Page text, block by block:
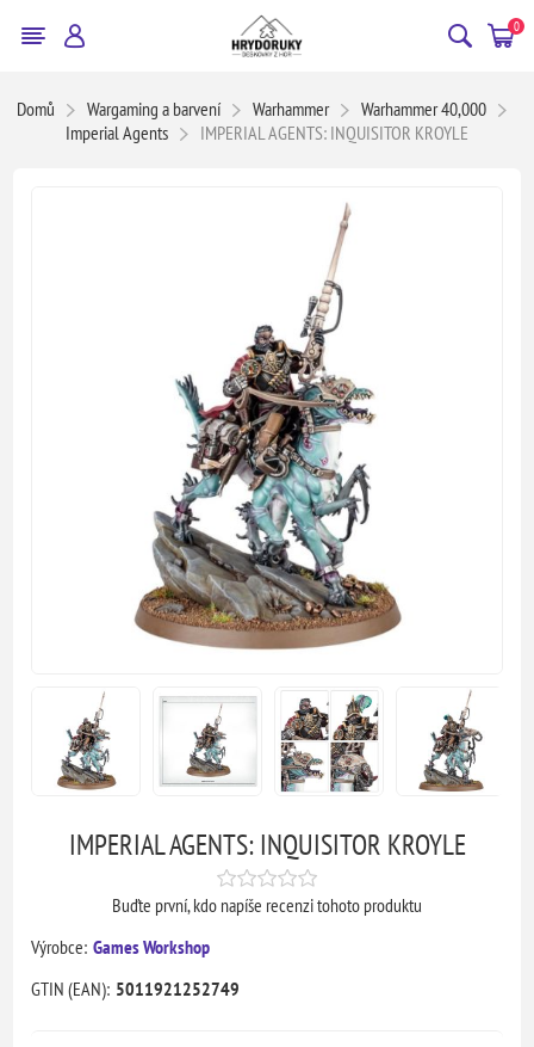
0
Domů Wargaming a barvení Warhammer
Warhammer 40,000
Imperial Agents
IMPERIAL AGENTS: INQUISITOR KROYLE
IMPERIAL AGENTS: INQUISITOR KROYLE
Buďte první, kdo napíše recenzi tohoto produktu
Výrobce: Games Workshop
GTIN (EAN): 5011921252749